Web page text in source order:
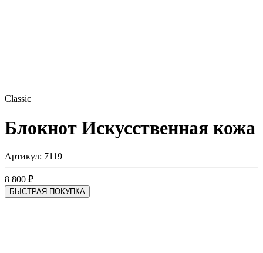
Classic
Блокнот Искусственная кожа
Артикул: 7119
8 800 ₽
БЫСТРАЯ ПОКУПКА